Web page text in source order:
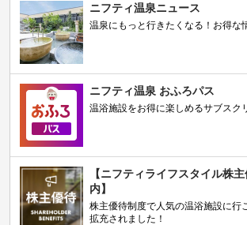
ニフティ温泉ニュース
温泉にもっと行きたくなる！お得な
ニフティ温泉 おふろパス
温浴施設をお得に楽しめるサブスク
【ニフティライフスタイル株
内】
株主優待制度で人気の温浴施設に行
拡充されました！